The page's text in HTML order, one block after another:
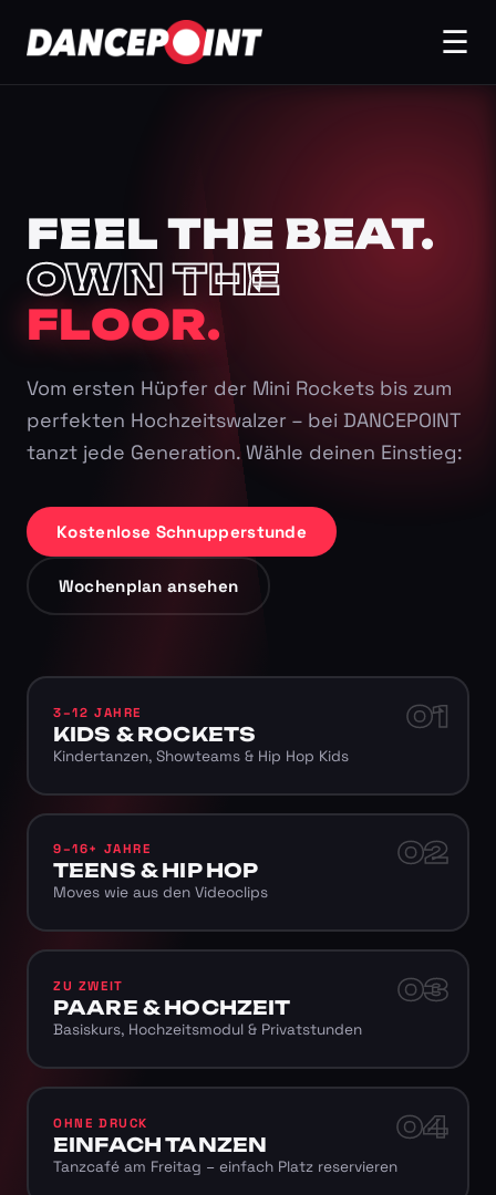
☰
FEEL THE BEAT.
OWN THE
FLOOR.
Vom ersten Hüpfer der Mini Rockets bis zum
perfekten Hochzeitswalzer – bei DANCEPOINT
tanzt jede Generation. Wähle deinen Einstieg:
Kostenlose Schnupperstunde
Wochenplan ansehen
01
3–12 JAHRE
KIDS & ROCKETS
Kindertanzen, Showteams & Hip Hop Kids
02
9–16+ JAHRE
TEENS & HIP HOP
Moves wie aus den Videoclips
03
ZU ZWEIT
PAARE & HOCHZEIT
Basiskurs, Hochzeitsmodul & Privatstunden
04
OHNE DRUCK
EINFACH TANZEN
Tanzcafé am Freitag – einfach Platz reservieren